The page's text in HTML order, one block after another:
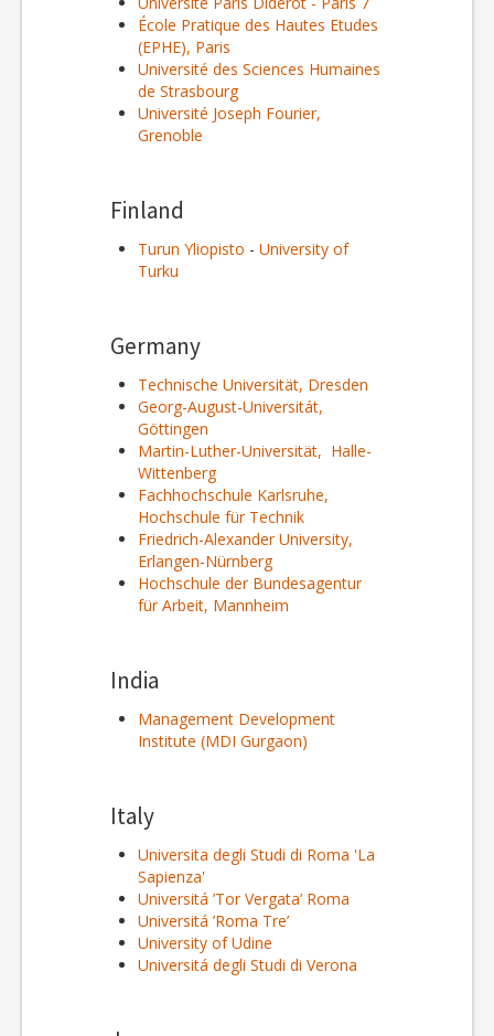
École Pratique des Hautes Etudes
(EPHE), Paris
Université des Sciences Humaines
de Strasbourg
Université Joseph Fourier,
Grenoble
Finland
Turun Yliopisto - University of
Turku
Germany
Technische Universität, Dresden
Georg-August-Universitát,
Göttingen
Martin-Luther-Universität, Halle-
Wittenberg
Fachhochschule Karlsruhe,
Hochschule für Technik
Friedrich-Alexander University,
Erlangen-Nürnberg
Hochschule der Bundesagentur
für Arbeit, Mannheim
India
Management Development
Institute (MDI Gurgaon)
Italy
Universita degli Studi di Roma 'La
Sapienza'
Universitá ’Tor Vergata’ Roma
Universitá ’Roma Tre’
University of Udine
Universitá degli Studi di Verona